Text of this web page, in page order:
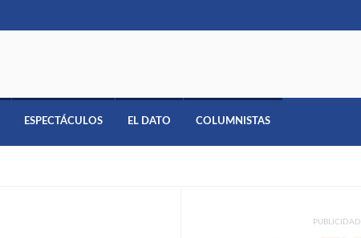
ESPECTÁCULOS EL DATO COLUMNISTAS
PUBLICIDAD